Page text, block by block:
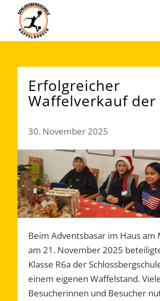
Erfolgreicher
Waffelverkauf der
30. November 2025
Beim Adventsbasar im Haus am
am 21. November 2025
Klasse R6a der
einem eigenen Waffelstand.
Besucherinnen und Besucher